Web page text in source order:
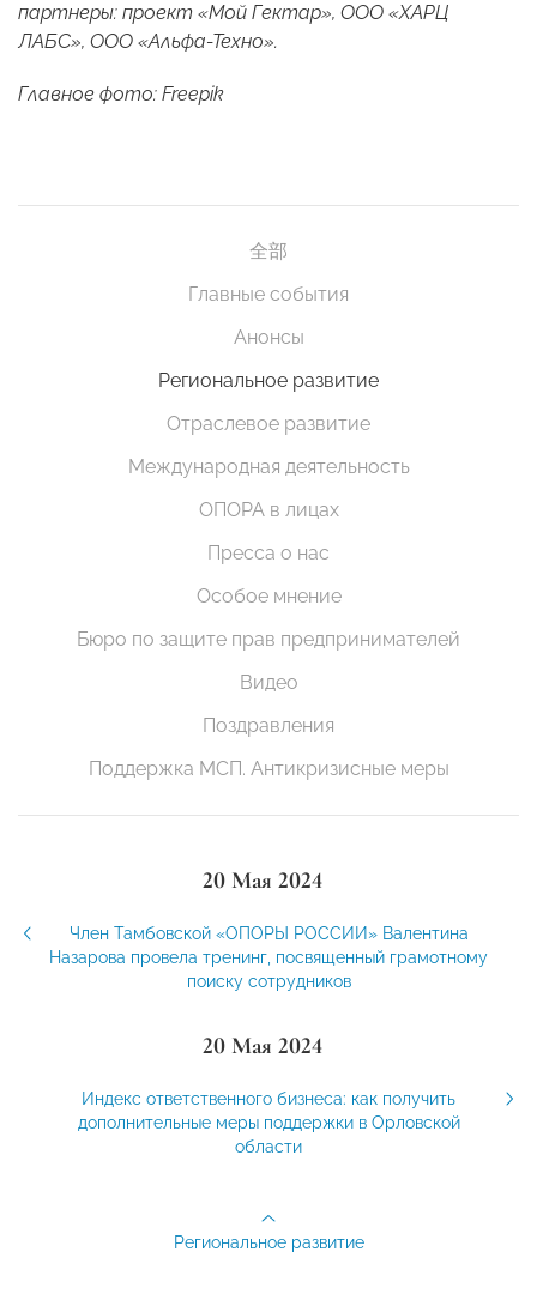
партнеры: проект «Мой Гектар», ООО «ХАРЦ
ЛАБС», ООО «Альфа-Техно».
Главное фото: Freepik
全部
Главные события
Анонсы
Региональное развитие
Отраслевое развитие
Международная деятельность
ОПОРА в лицах
Пресса о нас
Особое мнение
Бюро по защите прав предпринимателей
Видео
Поздравления
Поддержка МСП. Антикризисные меры
20 Мая 2024
Член Тамбовской «ОПОРЫ РОССИИ» Валентина
Назарова провела тренинг, посвященный грамотному
поиску сотрудников
20 Мая 2024
Индекс ответственного бизнеса: как получить
дополнительные меры поддержки в Орловской
области
Региональное развитие